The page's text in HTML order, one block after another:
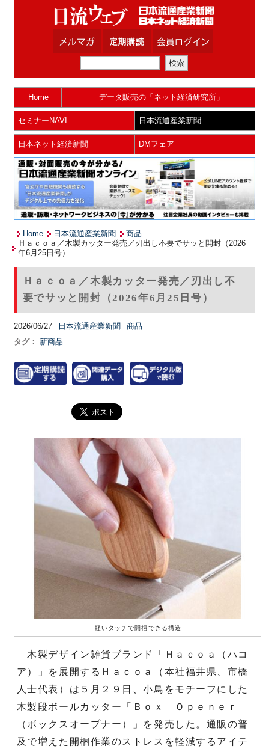
Home データ販売の「ネット経済研究所」
セミナーNAVI 日本流通産業新聞
日本ネット経済新聞 DMフェア
Home 日本流通産業新聞
商品
Ｈａｃｏａ／木製カッター発売／刃出し不要でサッと開封（2026
年6月25日号）
Ｈａｃｏａ／木製カッター発売／刃出し不
要でサッと開封（2026年6月25日号）
2026/06/27 日本流通産業新聞
商品
タグ：
新商品
軽いタッチで開梱できる構造
木製デザイン雑貨ブランド「Ｈａｃｏａ（ハコ
ア）」を展開するＨａｃｏａ（本社福井県、市橋
人士代表）は５月２９日、小鳥をモチーフにした
木製段ボールカッター「Ｂｏｘ Ｏｐｅｎｅｒ
（ボックスオープナー）」を発売した。通販の普
及で増えた開梱作業のストレスを軽減するアイテ